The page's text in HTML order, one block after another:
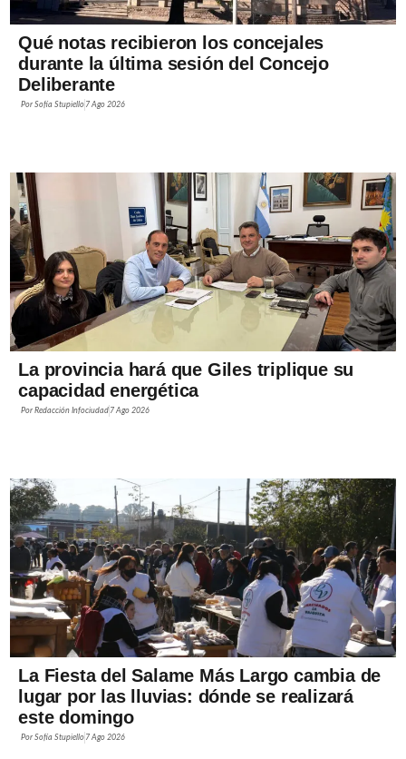
Qué notas recibieron los concejales
durante la última sesión del Concejo
Deliberante
PorSofía Stupiello 7 Ago 2026
La provincia hará que Giles triplique su
capacidad energética
PorRedacción Infociudad 7 Ago 2026
La Fiesta del Salame Más Largo cambia de
lugar por las lluvias: dónde se realizará
este domingo
PorSofía Stupiello 7 Ago 2026